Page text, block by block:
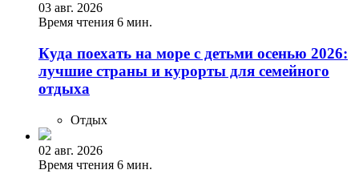
03 авг. 2026
Время чтения 6 мин.
Куда поехать на море с детьми осенью 2026:
лучшие страны и курорты для семейного
отдыха
Отдых
02 авг. 2026
Время чтения 6 мин.